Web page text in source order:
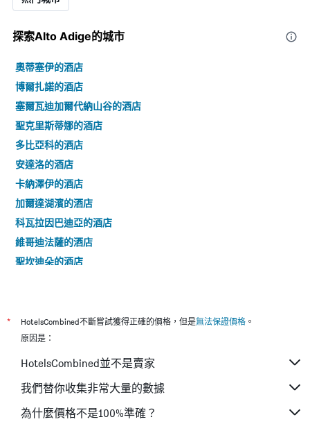
探索Alto Adige​的城市
奧蒂塞伊的酒店
博爾扎諾的酒店
塞爾瓦迪加爾代納山谷的酒店
聖克里斯蒂娜的酒店
多比亞科的酒店
安達洛的酒店
卡納澤伊的酒店
加爾達湖濱的酒店
科瓦拉因巴迪亞的酒店
維哥迪法薩的酒店
聖坎迪朵的酒店
拉森-安多爾茲的酒店
Lajen的酒店
平佐洛的酒店
新黎凡特的酒店
輝德拉帕加內拉的酒店
* HotelsCombined不斷嘗試獲得正確的價格，但是無法保證價格 。
原因是：
HotelsCombined並不是賣家
我們替你收集非常大量的數據
為什麼價格不是100%準確？